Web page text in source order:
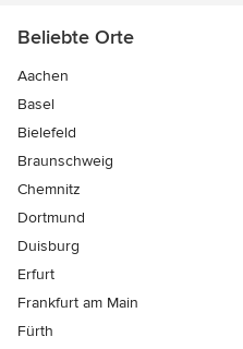
Beliebte Orte
Aachen
Basel
Bielefeld
Braunschweig
Chemnitz
Dortmund
Duisburg
Erfurt
Frankfurt am Main
Fürth